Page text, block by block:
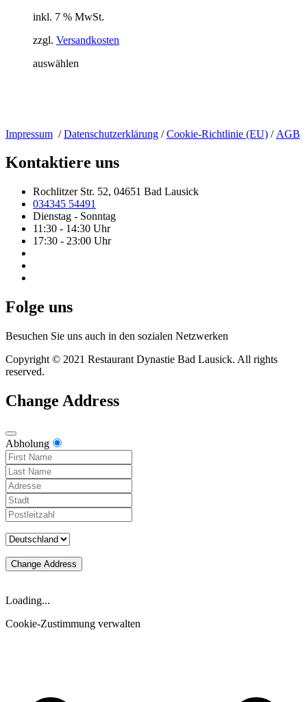
inkl. 7 % MwSt.
zzgl. Versandkosten
auswählen
Impressum /Datenschutzerklärung /Cookie-Richtlinie (EU) / AGB
Kontaktiere uns
Rochlitzer Str. 52, 04651 Bad Lausick
034345 54491
Dienstag - Sonntag
11:30 - 14:30 Uhr
17:30 - 23:00 Uhr
Folge uns
Besuchen Sie uns auch in den sozialen Netzwerken
Copyright © 2021 Restaurant Dynastie Bad Lausick. All rights
reserved.
Change Address
Abholung
Change Address
Loading...
Cookie-Zustimmung verwalten